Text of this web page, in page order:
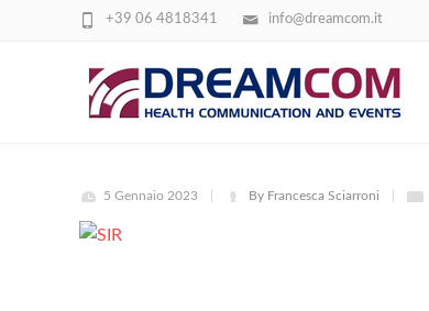
info@dreamcom.it
+39 06 4818341
IMMAGINE1
5 Gennaio 2023 By Francesca Sciarroni